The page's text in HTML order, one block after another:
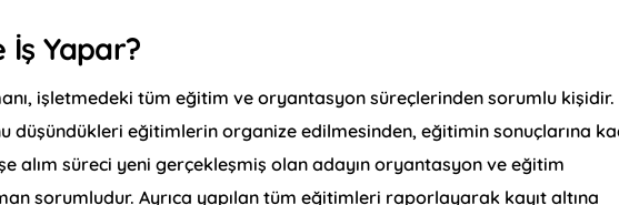
İş Yapar?
işletmedeki tüm eğitim ve oryantasyon süreçlerinden sorumlu kişidir.
düşündükleri eğitimlerin organize edilmesinden, eğitimin sonuçlarına
alım süreci yeni gerçekleşmiş olan adayın oryantasyon ve eğitim
sorumludur. Ayrıca yapılan tüm eğitimleri raporlayarak kayıt altına